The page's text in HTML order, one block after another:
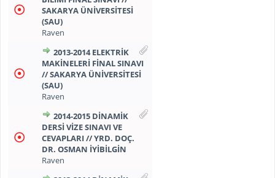
SAKARYA ÜNIVERSITESI
(SAU)
Raven
2013-2014 ELEKTRIK
MAKINELERI FINAL SINAVI
// SAKARYA ÜNIVERSITESI
(SAU)
Raven
2014-2015 DINAMIK
DERSI VIZE SINAVI VE
CEVAPLARI // YRD. DOÇ.
DR. OSMAN İYİBİLGİN
Raven